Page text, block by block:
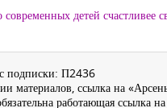
детей счастливее
подписки: П2436
материалов, ссылка на
работающая ссылка